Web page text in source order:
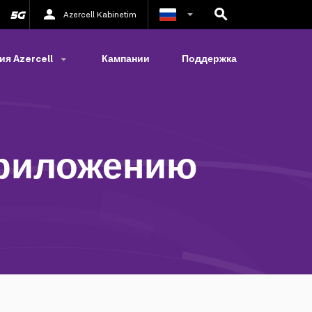
Azercell Kabinetim
Azercell Кампании Поддержка